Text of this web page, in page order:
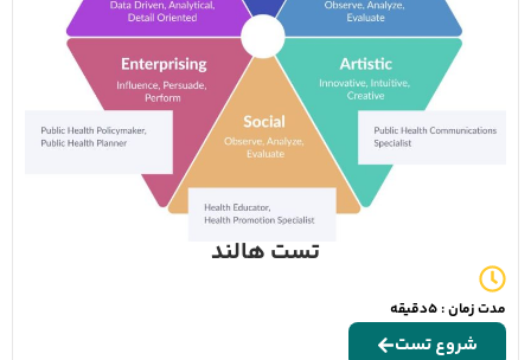
تست هالند
مدت زمان : 5دقیقه
شروع تست